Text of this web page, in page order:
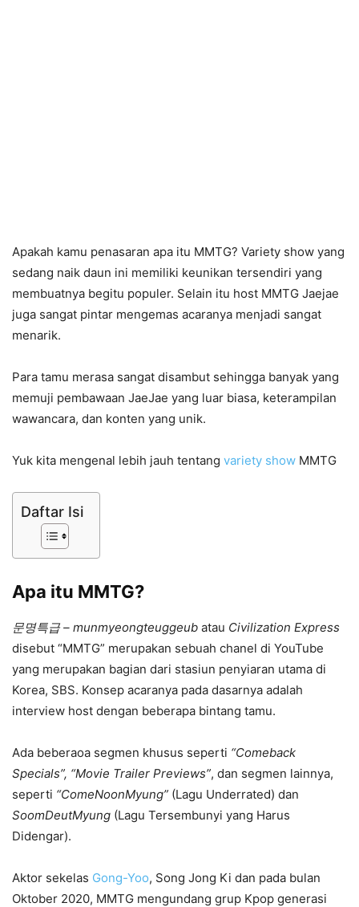
Apakah kamu penasaran apa itu MMTG? Variety show yang
sedang naik daun ini memiliki keunikan tersendiri yang
membuatnya begitu populer. Selain itu host MMTG Jaejae
juga sangat pintar mengemas acaranya menjadi sangat
menarik.
Para tamu merasa sangat disambut sehingga banyak yang
memuji pembawaan JaeJae yang luar biasa, keterampilan
wawancara, dan konten yang unik.
Yuk kita mengenal lebih jauh tentang variety show MMTG
Daftar Isi
Apa itu MMTG?
문명특급 – munmyeongteuggeub atau Civilization Express
disebut “MMTG” merupakan sebuah chanel di YouTube
yang merupakan bagian dari stasiun penyiaran utama di
Korea, SBS. Konsep acaranya pada dasarnya adalah
interview host dengan beberapa bintang tamu.
Ada beberaoa segmen khusus seperti “Comeback
Specials”, “Movie Trailer Previews”, dan segmen lainnya,
seperti “ComeNoonMyung” (Lagu Underrated) dan
SoomDeutMyung (Lagu Tersembunyi yang Harus
Didengar).
Aktor sekelas Gong-Yoo, Song Jong Ki dan pada bulan
Oktober 2020, MMTG mengundang grup Kpop generasi